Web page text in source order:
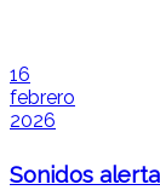
16
febrero
2026
Sonidos